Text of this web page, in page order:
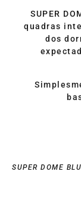
SUPER
quadras
dos
SUPER DOME